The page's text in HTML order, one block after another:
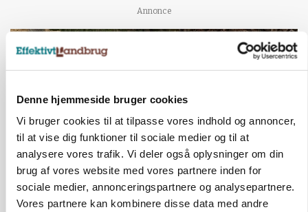
Denne hjemmeside bruger cookies
Vi bruger cookies til at tilpasse vores indhold og annoncer,
til at vise dig funktioner til sociale medier og til at
analysere vores trafik. Vi deler også oplysninger om din
brug af vores website med vores partnere inden for
sociale medier, annonceringspartnere og analysepartnere.
Vores partnere kan kombinere disse data med andre
Annonce